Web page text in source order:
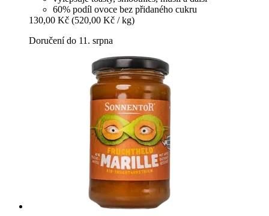
60% podíl ovoce bez přidaného cukru
130,00 Kč (520,00 Kč / kg)
Doručení do 11. srpna